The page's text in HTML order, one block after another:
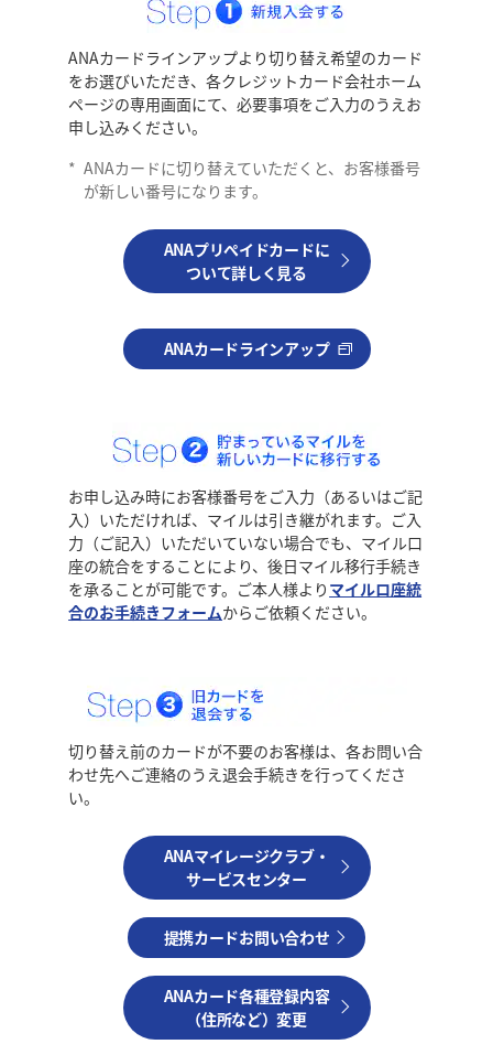
ANAカードラインアップより切り替え希望のカード
をお選びいただき、各クレジットカード会社ホーム
ページの専用画面にて、必要事項をご入力のうえお
申し込みください。
* ANAカードに切り替えていただくと、お客様番号
が新しい番号になります。
ANAプリぺイドカードに
ついて詳しく見る
ANAカードラインアップ
お申し込み時にお客様番号をご入力（あるいはご記
入）いただければ、マイルは引き継がれます。ご入
力（ご記入）いただいていない場合でも、マイル口
座の統合をすることにより、後日マイル移行手続き
を承ることが可能です。ご本人様より マイルロ座統
合のお手続きフォームからご依頼ください。
切り替え前のカードが不要のお客様は、各お問い合
わせ先へご連絡のうえ退会手続きを行ってくださ
い。
ANAマイレージクラブ・
サービスセンター
提携カードお問い合わせ
ANAカード各種登録内容
（住所など）変更